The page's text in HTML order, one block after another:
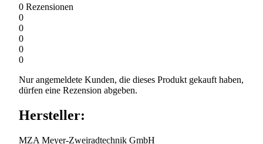
0 Rezensionen
0
0
0
0
0
Nur angemeldete Kunden, die dieses Produkt gekauft haben,
dürfen eine Rezension abgeben.
Hersteller:
MZA Meyer-Zweiradtechnik GmbH